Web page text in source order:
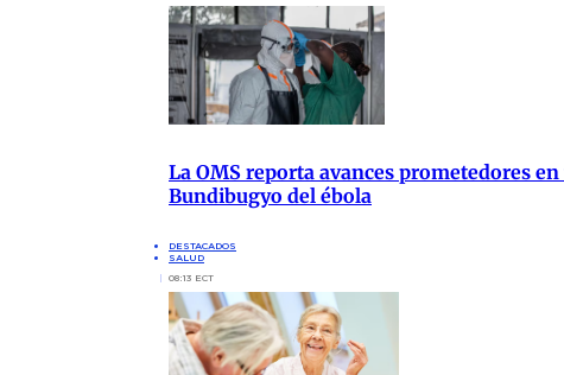
La OMS reporta avances prometedores
Bundibugyo del ébola
DESTACADOS
SALUD
08:13 ECT